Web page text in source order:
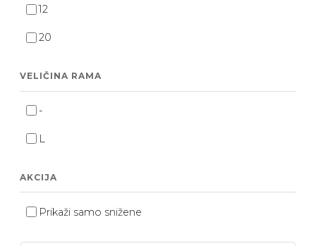
12
20
VELIČINA RAMA
-
L
AKCIJA
Prikaži samo snižene